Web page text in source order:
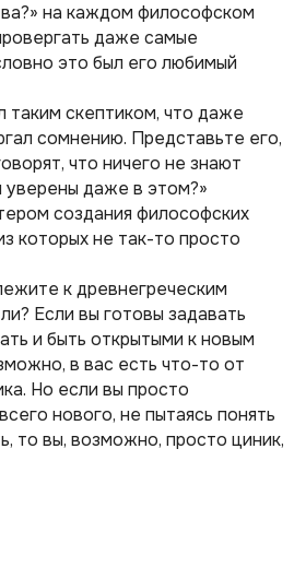
на каждом философском
даже самые
это был его любимый
таким скептиком, что даже
сомнению. Представьте его,
что ничего не знают
уверены даже в этом?»
создания философских
которых не так-то просто
к древнегреческим
Если вы готовы задавать
и быть открытыми к новым
в вас есть что-то от
Но если вы просто
нового, не пытаясь понять
то вы, возможно, просто циник,